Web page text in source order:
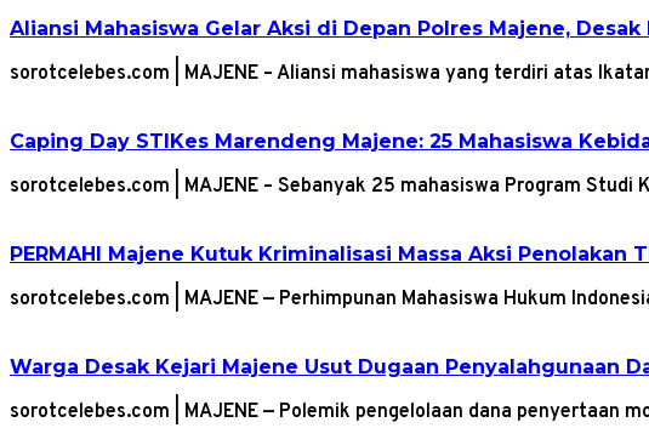
Aliansi Mahasiswa Gelar Aksi di Depan Polres Majene,
sorotcelebes.com | MAJENE – Aliansi mahasiswa yang terdiri atas
Caping Day STIKes Marendeng Majene: 25 Mahasiswa
sorotcelebes.com | MAJENE – Sebanyak 25 mahasiswa Program
PERMAHI Majene Kutuk Kriminalisasi Massa Aksi
sorotcelebes.com | MAJENE — Perhimpunan Mahasiswa Hukum
Warga Desak Kejari Majene Usut Dugaan Penyalahgunaan
sorotcelebes.com | MAJENE — Polemik pengelolaan dana penyertaan